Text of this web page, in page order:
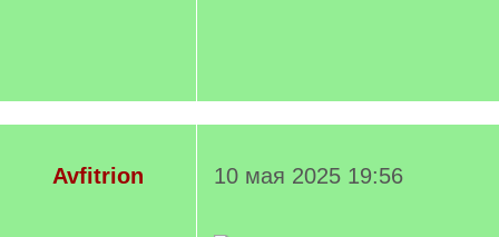
Avfitrion 10 мая 2025 19:56